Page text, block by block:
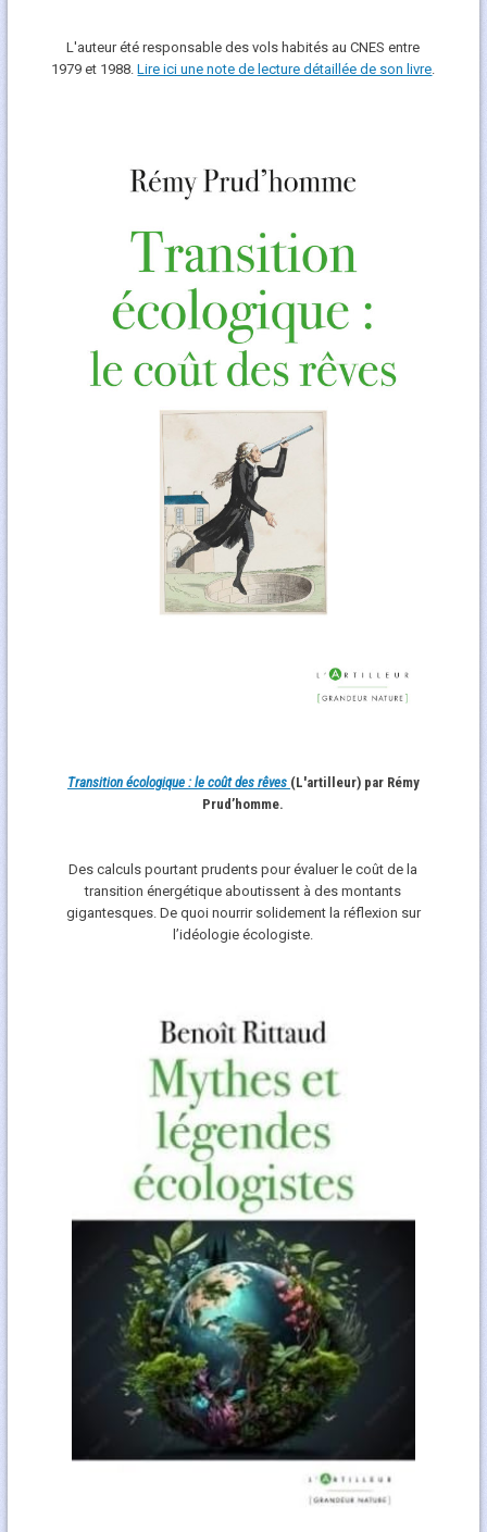
L'auteur été responsable des vols habités au CNES entre
1979 et 1988.Lire ici une note de lecture détaillée de son livre.
Transition écologique : le coût des rêves (L'artilleur) par Rémy
Prud’homme.
Des calculs pourtant prudents pour évaluer le coût de la
transition énergétique aboutissent à des montants
gigantesques. De quoi nourrir solidement la réflexion sur
l’idéologie écologiste.